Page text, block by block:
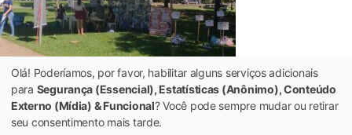
Fotos: Nina Rosa.
Olá! Poderíamos, por favor, habilitar alguns serviços adicionais
para Segurança (Essencial), Estatísticas (Anônimo), Conteúdo
Externo (Mídia) & Funcional? Você pode sempre mudar ou retirar
seu consentimento mais tarde.